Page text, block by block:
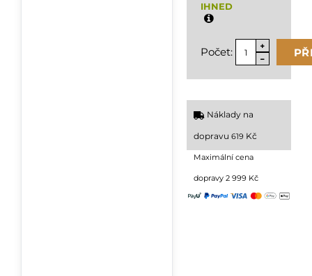
IHNED
Počet:
Náklady na
dopravu 619 Kč
Maximální cena
dopravy 2 999 Kč